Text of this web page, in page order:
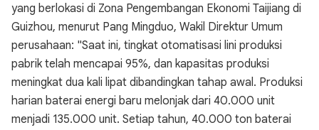
yang berlokasi di Zona Pengembangan Ekonomi Taijiang di
Guizhou, menurut Pang Mingduo, Wakil Direktur Umum
perusahaan: "Saat ini, tingkat otomatisasi lini produksi
pabrik telah mencapai 95%, dan kapasitas produksi
meningkat dua kali lipat dibandingkan tahap awal. Produksi
harian baterai energi baru melonjak dari 40.000 unit
menjadi 135.000 unit. Setiap tahun, 40.000 ton baterai